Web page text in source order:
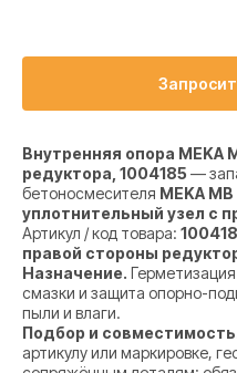
Внутренняя опора MEKA
редуктора, 1004185 —
бетоносмесителя MEKA
уплотнительный узел с
Артикул / код товара:
правой стороны
Назначение.
смазки и защита опорно-
пыли и влаги.
Подбор и
артикулу или маркировке,